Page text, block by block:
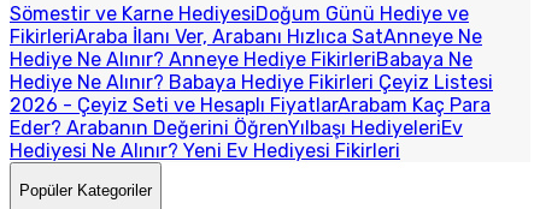
Sömestir ve Karne HediyesiDoğum Günü Hediye ve
FikirleriAraba İlanı Ver, Arabanı Hızlıca SatAnneye Ne
Hediye Ne Alınır? Anneye Hediye FikirleriBabaya Ne
Hediye Ne Alınır? Babaya Hediye Fikirleri Çeyiz Listesi
2026 - Çeyiz Seti ve Hesaplı FiyatlarArabam Kaç Para
Eder? Arabanın Değerini ÖğrenYılbaşı HediyeleriEv
Hediyesi Ne Alınır? Yeni Ev Hediyesi Fikirleri
Popüler Kategoriler